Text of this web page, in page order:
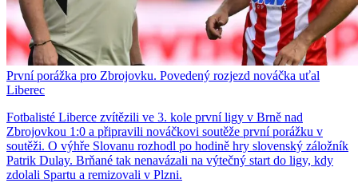
První porážka pro Zbrojovku. Povedený rozjezd nováčka uťal
Liberec
Fotbalisté Liberce zvítězili ve 3. kole první ligy v Brně nad
Zbrojovkou 1:0 a připravili nováčkovi soutěže první porážku v
soutěži. O výhře Slovanu rozhodl po hodině hry slovenský záložník
Patrik Dulay. Brňané tak nenavázali na výtečný start do ligy, kdy
zdolali Spartu a remizovali v Plzni.